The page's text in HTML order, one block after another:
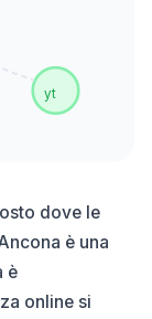
yt
dove le
è una
è
online si